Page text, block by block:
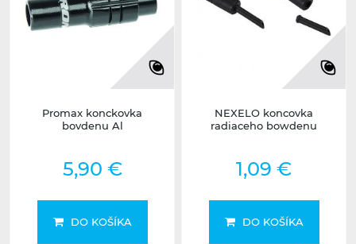
Promax konckovka
bovdenu Al
5,90 €
DO KOŠÍKA
NEXELO koncovka
radiaceho bowdenu
1,09 €
DO KOŠÍKA